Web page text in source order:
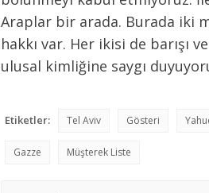
Araplar bir arada. Burada iki
hakkı var. Her ikisi de barışı
ulusal kimliğine saygı
Etiketler: Tel Aviv Gösteri
Gazze Müşterek Liste